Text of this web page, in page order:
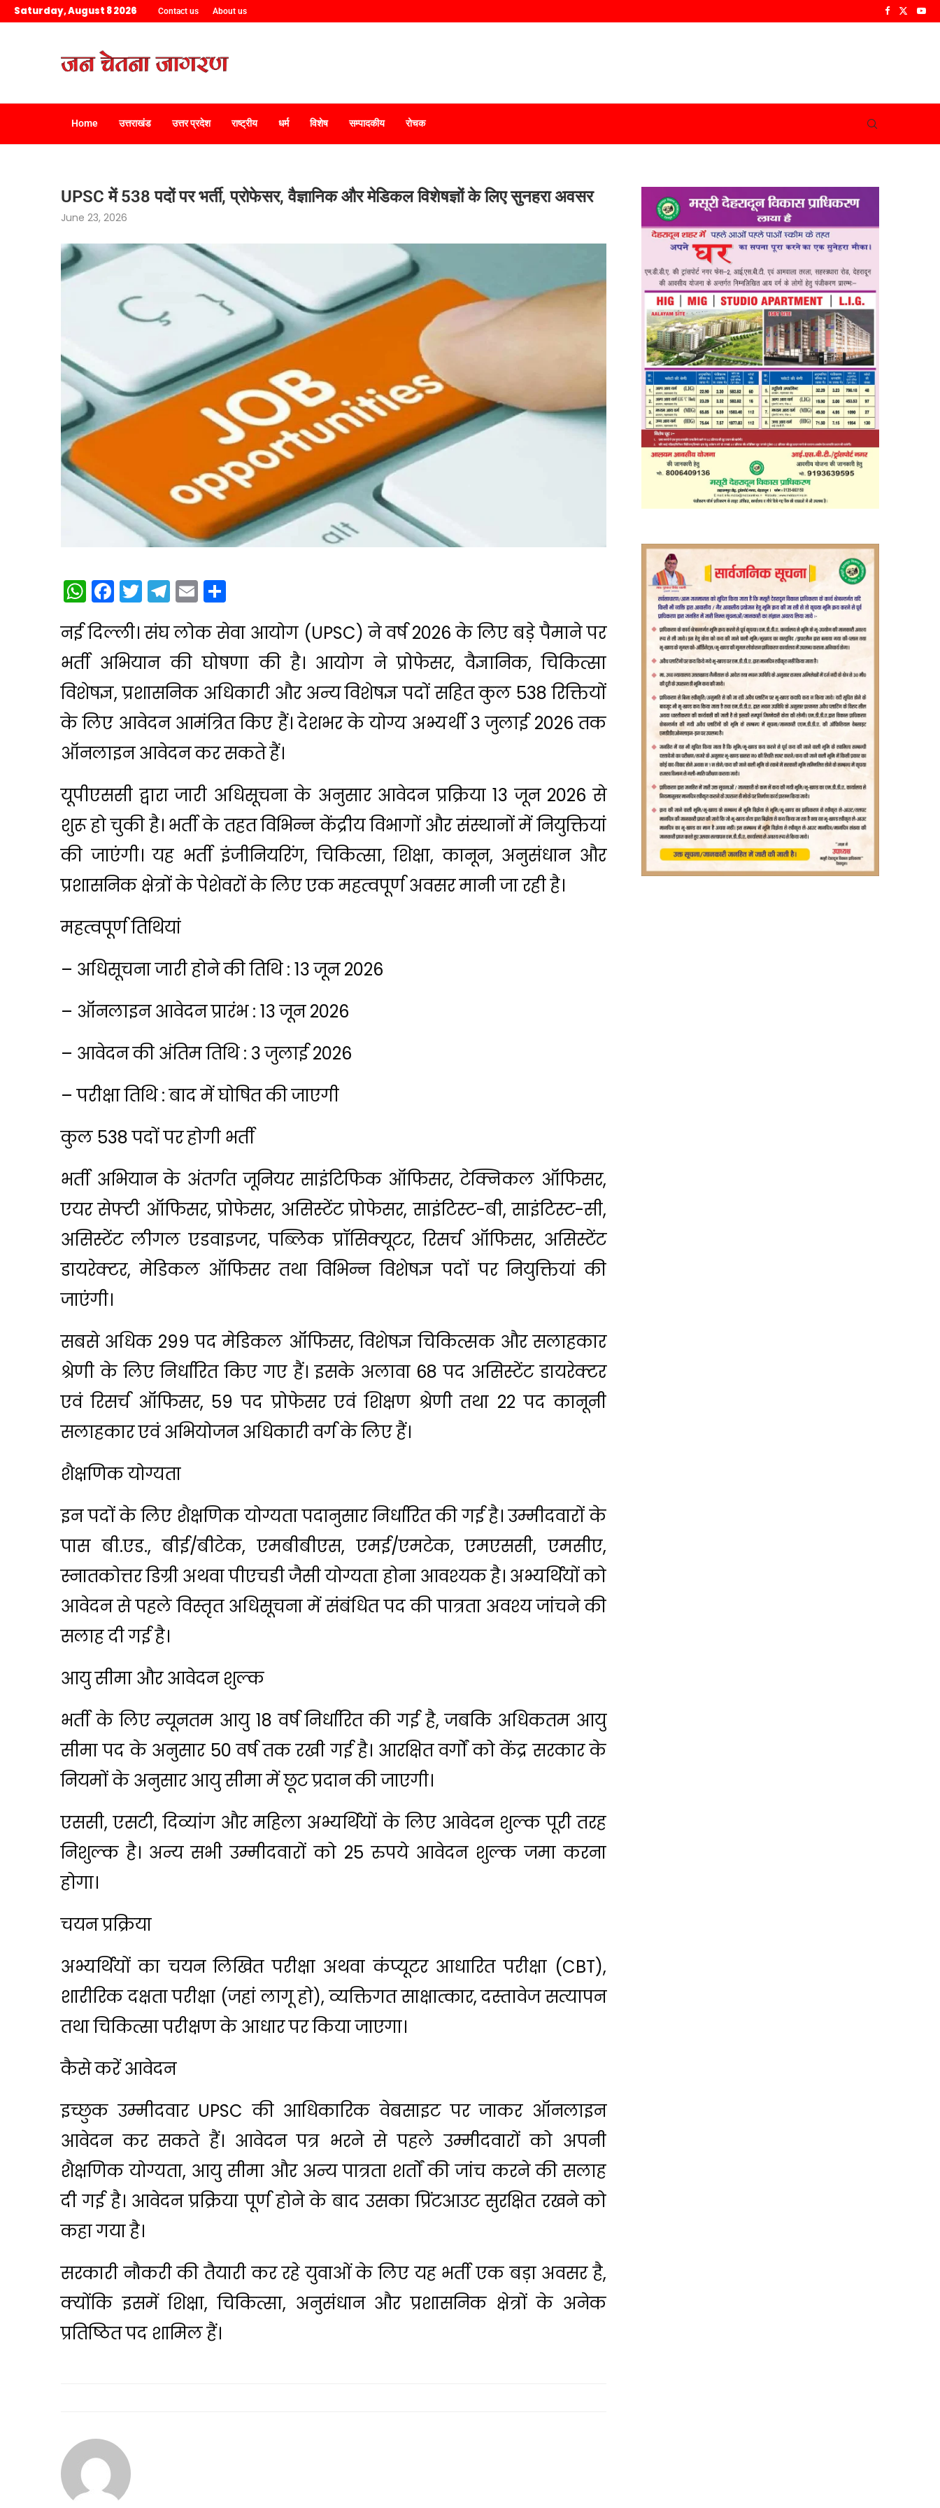
Saturday, August 8 2026 Contact us About us
Home उत्तराखंड उत्तर प्रदेश राष्ट्रीय धर्म विशेष सम्पादकीय रोचक
UPSC में 538 पदों पर भर्ती, प्रोफेसर, वैज्ञानिक और मेडिकल विशेषज्ञों के लिए सुनहरा अवसर
June 23, 2026
WhatsApp
Facebook
Twitter
Telegram
Email
नई दिल्ली। संघ लोक सेवा आयोग (UPSC) ने वर्ष 2026 के लिए बड़े पैमाने पर
भर्ती अभियान की घोषणा की है। आयोग ने प्रोफेसर, वैज्ञानिक, चिकित्सा
विशेषज्ञ, प्रशासनिक अधिकारी और अन्य विशेषज्ञ पदों सहित कुल 538 रिक्तियों
के लिए आवेदन आमंत्रित किए हैं। देशभर के योग्य अभ्यर्थी 3 जुलाई 2026 तक
ऑनलाइन आवेदन कर सकते हैं।
यूपीएससी द्वारा जारी अधिसूचना के अनुसार आवेदन प्रक्रिया 13 जून 2026 से
शुरू हो चुकी है। भर्ती के तहत विभिन्न केंद्रीय विभागों और संस्थानों में नियुक्तियां
की जाएंगी। यह भर्ती इंजीनियरिंग, चिकित्सा, शिक्षा, कानून, अनुसंधान और
प्रशासनिक क्षेत्रों के पेशेवरों के लिए एक महत्वपूर्ण अवसर मानी जा रही है।
महत्वपूर्ण तिथियां
– अधिसूचना जारी होने की तिथि : 13 जून 2026
– ऑनलाइन आवेदन प्रारंभ : 13 जून 2026
– आवेदन की अंतिम तिथि : 3 जुलाई 2026
– परीक्षा तिथि : बाद में घोषित की जाएगी
कुल 538 पदों पर होगी भर्ती
भर्ती अभियान के अंतर्गत जूनियर साइंटिफिक ऑफिसर, टेक्निकल ऑफिसर,
एयर सेफ्टी ऑफिसर, प्रोफेसर, असिस्टेंट प्रोफेसर, साइंटिस्ट-बी, साइंटिस्ट-सी,
असिस्टेंट लीगल एडवाइजर, पब्लिक प्रॉसिक्यूटर, रिसर्च ऑफिसर, असिस्टेंट
डायरेक्टर, मेडिकल ऑफिसर तथा विभिन्न विशेषज्ञ पदों पर नियुक्तियां की
जाएंगी।
सबसे अधिक 299 पद मेडिकल ऑफिसर, विशेषज्ञ चिकित्सक और सलाहकार
श्रेणी के लिए निर्धारित किए गए हैं। इसके अलावा 68 पद असिस्टेंट डायरेक्टर
एवं रिसर्च ऑफिसर, 59 पद प्रोफेसर एवं शिक्षण श्रेणी तथा 22 पद कानूनी
सलाहकार एवं अभियोजन अधिकारी वर्ग के लिए हैं।
शैक्षणिक योग्यता
इन पदों के लिए शैक्षणिक योग्यता पदानुसार निर्धारित की गई है। उम्मीदवारों के
पास बी.एड., बीई/बीटेक, एमबीबीएस, एमई/एमटेक, एमएससी, एमसीए,
स्नातकोत्तर डिग्री अथवा पीएचडी जैसी योग्यता होना आवश्यक है। अभ्यर्थियों को
आवेदन से पहले विस्तृत अधिसूचना में संबंधित पद की पात्रता अवश्य जांचने की
सलाह दी गई है।
आयु सीमा और आवेदन शुल्क
भर्ती के लिए न्यूनतम आयु 18 वर्ष निर्धारित की गई है, जबकि अधिकतम आयु
सीमा पद के अनुसार 50 वर्ष तक रखी गई है। आरक्षित वर्गों को केंद्र सरकार के
नियमों के अनुसार आयु सीमा में छूट प्रदान की जाएगी।
एससी, एसटी, दिव्यांग और महिला अभ्यर्थियों के लिए आवेदन शुल्क पूरी तरह
निशुल्क है। अन्य सभी उम्मीदवारों को 25 रुपये आवेदन शुल्क जमा करना
होगा।
चयन प्रक्रिया
अभ्यर्थियों का चयन लिखित परीक्षा अथवा कंप्यूटर आधारित परीक्षा (CBT),
शारीरिक दक्षता परीक्षा (जहां लागू हो), व्यक्तिगत साक्षात्कार, दस्तावेज सत्यापन
तथा चिकित्सा परीक्षण के आधार पर किया जाएगा।
कैसे करें आवेदन
इच्छुक उम्मीदवार UPSC की आधिकारिक वेबसाइट पर जाकर ऑनलाइन
आवेदन कर सकते हैं। आवेदन पत्र भरने से पहले उम्मीदवारों को अपनी
शैक्षणिक योग्यता, आयु सीमा और अन्य पात्रता शर्तों की जांच करने की सलाह
दी गई है। आवेदन प्रक्रिया पूर्ण होने के बाद उसका प्रिंटआउट सुरक्षित रखने को
कहा गया है।
सरकारी नौकरी की तैयारी कर रहे युवाओं के लिए यह भर्ती एक बड़ा अवसर है,
क्योंकि इसमें शिक्षा, चिकित्सा, अनुसंधान और प्रशासनिक क्षेत्रों के अनेक
प्रतिष्ठित पद शामिल हैं।